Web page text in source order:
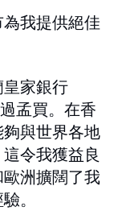
我提供絕佳
家銀行
孟買。在香
與世界各地
令我獲益良
洲擴闊了我
。